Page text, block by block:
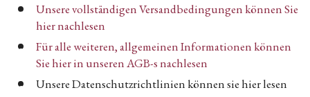
Unsere vollständigen Versandbedingungen können Sie
hier nachlesen
Für alle weiteren, allgemeinen Informationen können
Sie hier in unseren AGB-s nachlesen
Unsere Datenschutzrichtlinien können sie hier lesen